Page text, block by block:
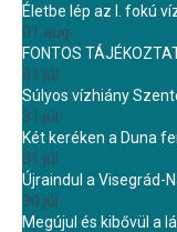
Életbe lép az I. fokú
01 aug.
FONTOS
31 júl.
Súlyos vízhiány
31 júl.
Két keréken a Duna
31 júl.
Újraindul a Visegrád-
30 júl.
Megújul és kibővül a